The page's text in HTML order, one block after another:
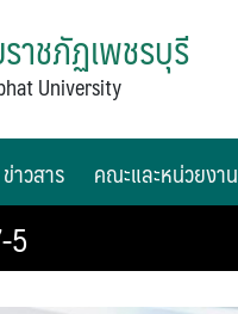
าชภัฏเพชรบุรี
University
ข่าวสาร คณะและหน่วยงาน
5